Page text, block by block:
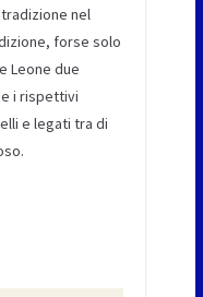
nel
forse solo
Leone due
i rispettivi
e legati tra di